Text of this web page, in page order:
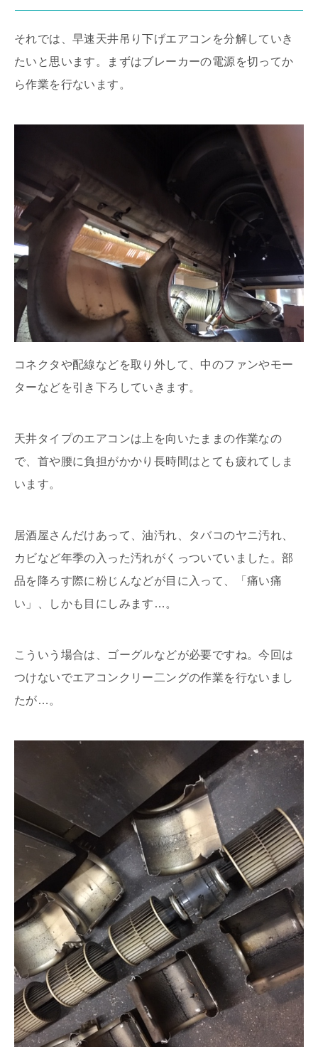
それでは、早速天井吊り下げエアコンを分解していき
たいと思います。まずはブレーカーの電源を切ってか
ら作業を行ないます。
コネクタや配線などを取り外して、中のファンやモー
ターなどを引き下ろしていきます。
天井タイプのエアコンは上を向いたままの作業なの
で、首や腰に負担がかかり長時間はとても疲れてしま
います。
居酒屋さんだけあって、油汚れ、タバコのヤニ汚れ、
カビなど年季の入った汚れがくっついていました。部
品を降ろす際に粉じんなどが目に入って、「痛い痛
い」、しかも目にしみます…。
こういう場合は、ゴーグルなどが必要ですね。今回は
つけないでエアコンクリー二ングの作業を行ないまし
たが…。